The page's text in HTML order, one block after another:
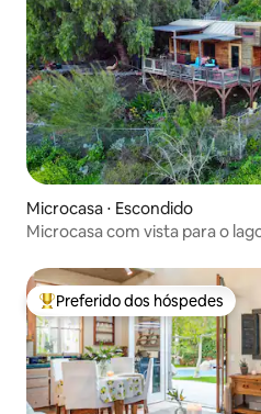
Microcasa ⋅ Escondido
Microcasa com vista para o
Entre os melhores preferidos
Preferido dos hóspedes